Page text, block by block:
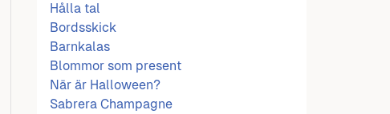
Hålla tal
Bordsskick
Barnkalas
Blommor som present
När är Halloween?
Sabrera Champagne